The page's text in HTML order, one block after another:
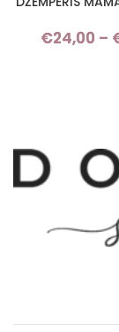
€24,00 –